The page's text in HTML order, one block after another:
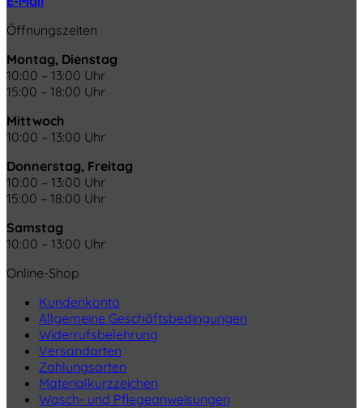
Öffnungszeiten
Montag, Dienstag
10:00 – 13:00 Uhr
15:00 – 18:00 Uhr
Mittwoch
10:00 – 13:00 Uhr
Donnerstag, Freitag
10:00 – 13:00 Uhr
15:00 – 18:00 Uhr
Samstag
10:00 – 13:00 Uhr
Online-Shop
Kundenkonto
Allgemeine Geschäftsbedingungen
Widerrufsbelehrung
Versandarten
Zahlungsarten
Materialkurzzeichen
Wasch- und Pflegeanweisungen